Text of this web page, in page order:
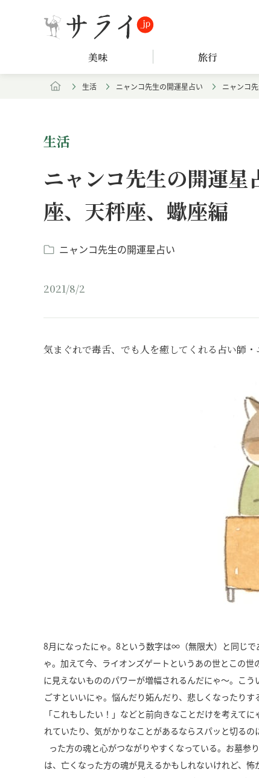
美味 旅行
生活 ニャンコ先生の開運星占い ニャンコ
生活
ニャンコ先生の開運
座、天秤座、蠍座編
ニャンコ先生の開運星占い
2021/8/2
気まぐれで毒舌、でも人を癒してくれる占い師
8月になったにゃ。 8 という数字は∞（無限大）と同じ
ゃ。加えて今、ライオンズゲートというあの世とこの世
に見えないもののパワーが増幅されるんだにゃ～。こ
ごすといいにゃ。悩んだり妬んだり、悲しくなったり
「これもしたい！」などと前向きなことだけを考えて
れていたり、気がかりなことがあるならスパッと切る
った方の魂と心がつながりやすくなっている。お墓参
は、亡くなった方の魂が見えるかもしれないけれど、